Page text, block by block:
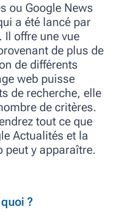
ou Google News
a été lancé par
Il offre une vue
de plus de
de différents
web puisse
de recherche, elle
de critères.
tout ce que
Actualités et la
peut y apparaître.
?